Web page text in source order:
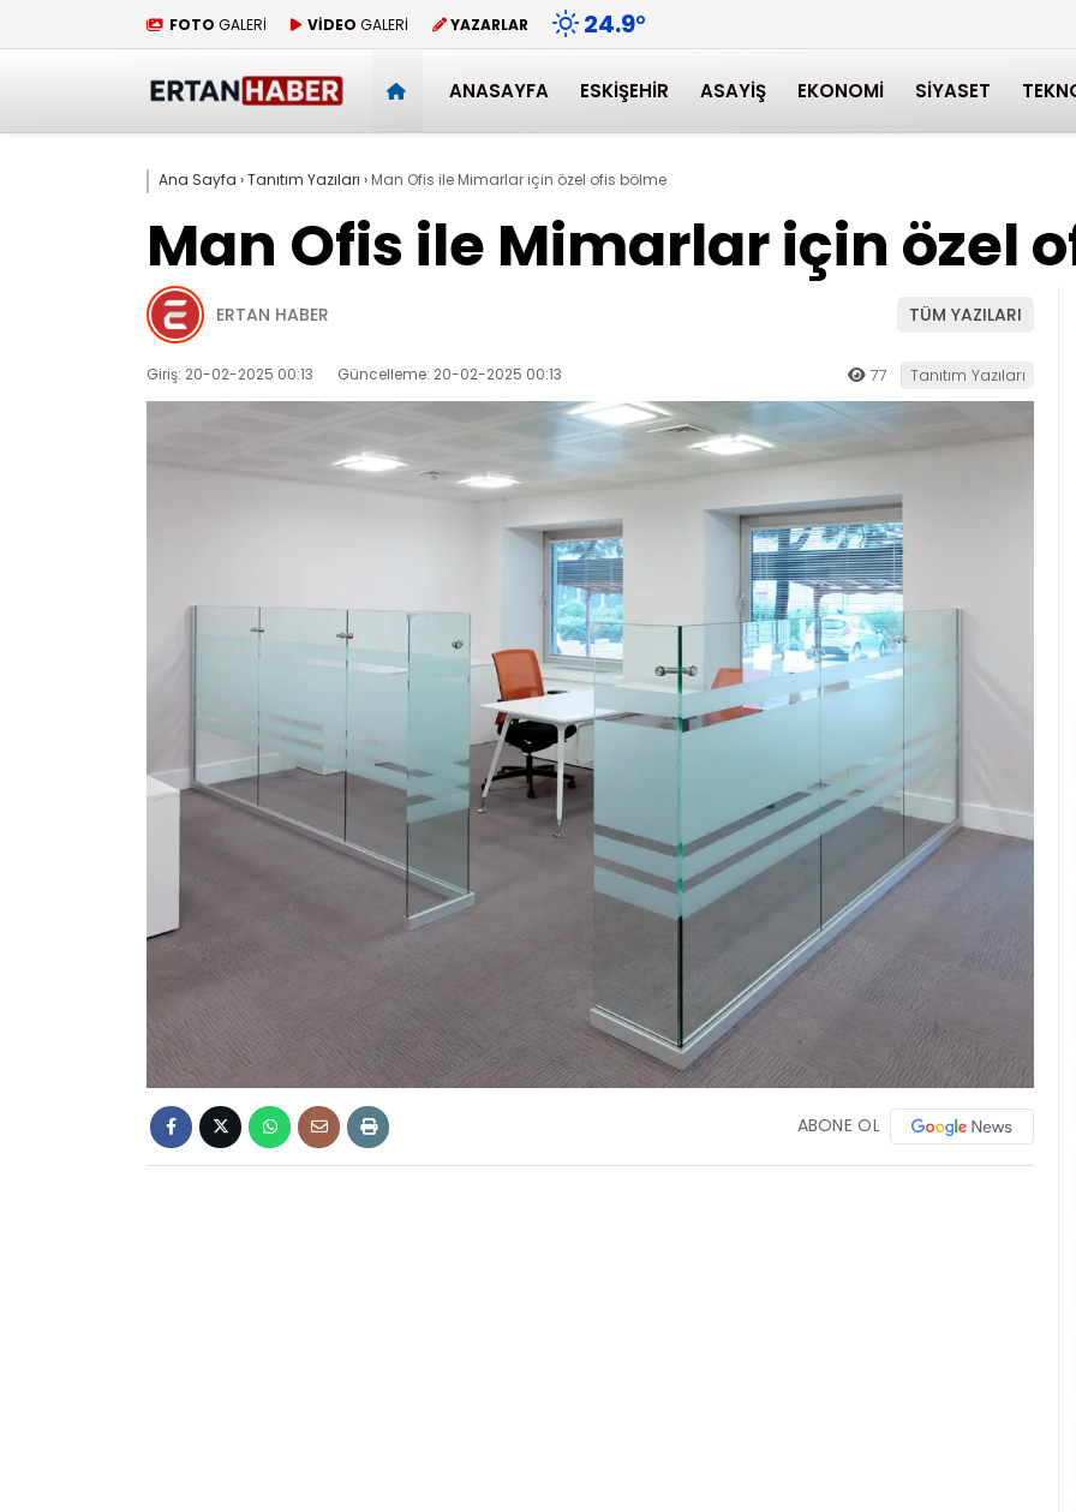
FOTO GALERİ VİDEO GALERİ YAZARLAR 24.9°
ANASAYFA ESKIŞEHIR ASAYIŞ EKONOMI SIYASET
Ana Sayfa ›Tanıtım Yazıları › Man Ofis ile Mimarlar için özel ofis bölme
Man Ofis ile Mimarlar için özel
ERTAN HABER TÜM YAZILARI
Giriş: 20-02-2025 00:13 Güncelleme: 20-02-2025 00:13 77 Tanıtım Yazıları
ABONE OL